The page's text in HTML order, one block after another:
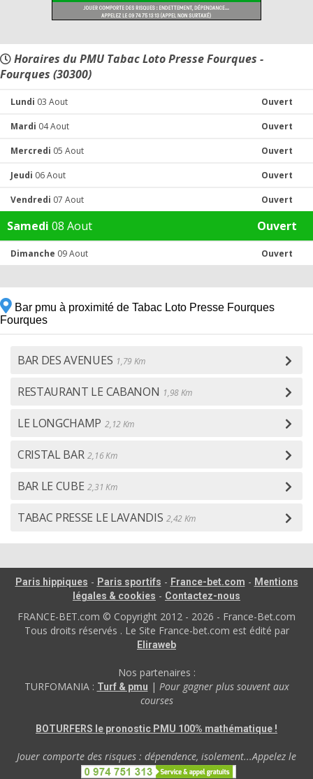
Horaires du PMU Tabac Loto Presse Fourques -
Fourques (30300)
Lundi 03 Aout Ouvert
Mardi 04 Aout Ouvert
Mercredi 05 Aout Ouvert
Jeudi 06 Aout Ouvert
Vendredi 07 Aout Ouvert
Samedi 08 Aout Ouvert
Dimanche 09 Aout Ouvert
Bar pmu à proximité de Tabac Loto Presse Fourques
Fourques
BAR DES AVENUES 1,79 Km
RESTAURANT LE CABANON 1,98 Km
LE LONGCHAMP 2,12 Km
CRISTAL BAR 2,16 Km
BAR LE CUBE 2,31 Km
TABAC PRESSE LE LAVANDIS 2,42 Km
Paris hippiques - Paris sportifs - France-bet.com - Mentions
légales & cookies - Contactez-nous
FRANCE-BET.com © Copyright 2012 - 2026 - France-Bet.com
Tous droits réservés . Le Site France-bet.com est édité par
Eliraweb
Nos partenaires :
TURFOMANIA : Turf & pmu | Pour gagner plus souvent aux
courses
BOTURFERS le pronostic PMU 100% mathématique !
Jouer comporte des risques : dépendence, isolement...Appelez le